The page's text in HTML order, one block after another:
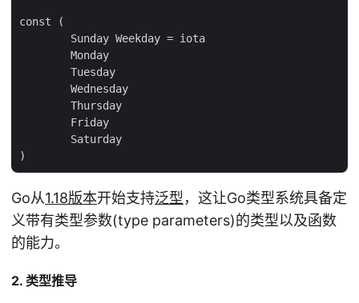
const (
        Sunday Weekday = iota
        Monday
        Tuesday
        Wednesday
        Thursday
        Friday
        Saturday
Go从1.18版本开始支持泛型 ，这让Go类型系统具备定
义带有类型参数(type parameters)的类型以及函数
的能力。
2. 类型推导